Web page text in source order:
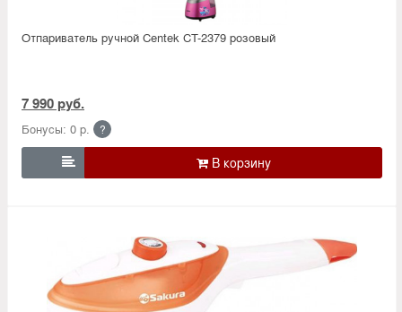
Отпариватель ручной Centek CT-2379 розовый
7 990 руб.
Бонусы: 0 р. ?
